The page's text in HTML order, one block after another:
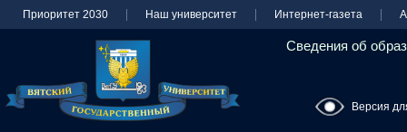
Приоритет 2030 Наш университет Интернет-газета
Сведения об
Версия